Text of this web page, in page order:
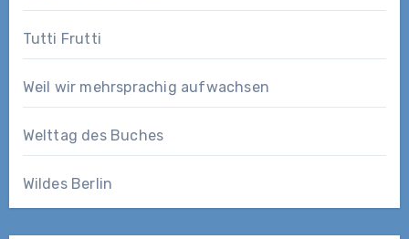
Tutti Frutti
Weil wir mehrsprachig aufwachsen
Welttag des Buches
Wildes Berlin